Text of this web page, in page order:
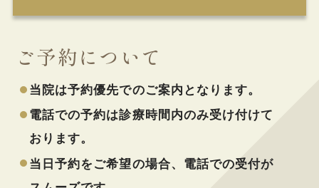
ご予約について
当院は予約優先でのご案内となります。
電話での予約は診療時間内のみ受け付けて
おります。
当日予約をご希望の場合、電話での受付が